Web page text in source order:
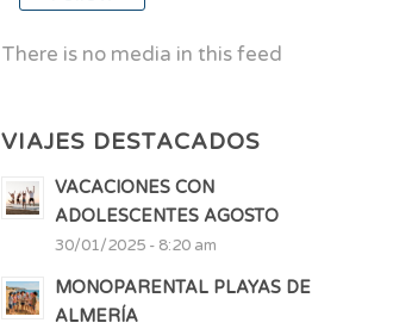
There is no media in this feed
VIAJES DESTACADOS
VACACIONES CON
ADOLESCENTES AGOSTO
30/01/2025 - 8:20 am
MONOPARENTAL PLAYAS DE
ALMERÍA